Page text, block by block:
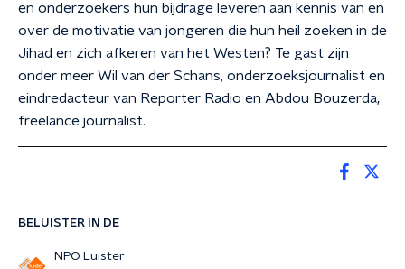
BELUISTER IN DE
NPO Luister
en onderzoekers hun bijdrage leveren aan kennis van en
over de motivatie van jongeren die hun heil zoeken in de
Jihad en zich afkeren van het Westen? Te gast zijn
onder meer Wil van der Schans, onderzoeksjournalist en
eindredacteur van Reporter Radio en Abdou Bouzerda,
freelance journalist.